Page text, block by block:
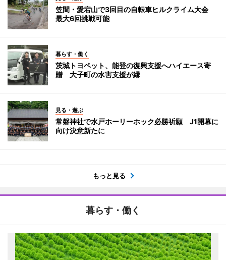
笠間・愛宕山で3回目の自転車ヒルクライム大会
最大6回挑戦可能
暮らす・働く
茨城トヨペット、能登の復興支援へハイエース寄
贈 大子町の水害支援が縁
見る・遊ぶ
常磐神社で水戸ホーリーホック必勝祈願 J1開幕に
向け決意新たに
もっと見る
暮らす・働く